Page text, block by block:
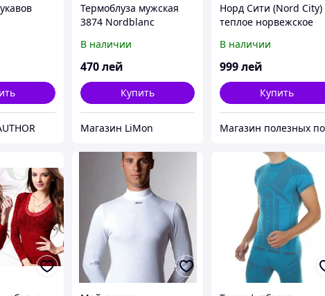
Термоблуза мужская
3874 Nordblanc
В наличии
470лей
Купить
Магазин LiMon
Норд Сити (Nord City)
теплое норвежское
В наличии
999лей
Купить